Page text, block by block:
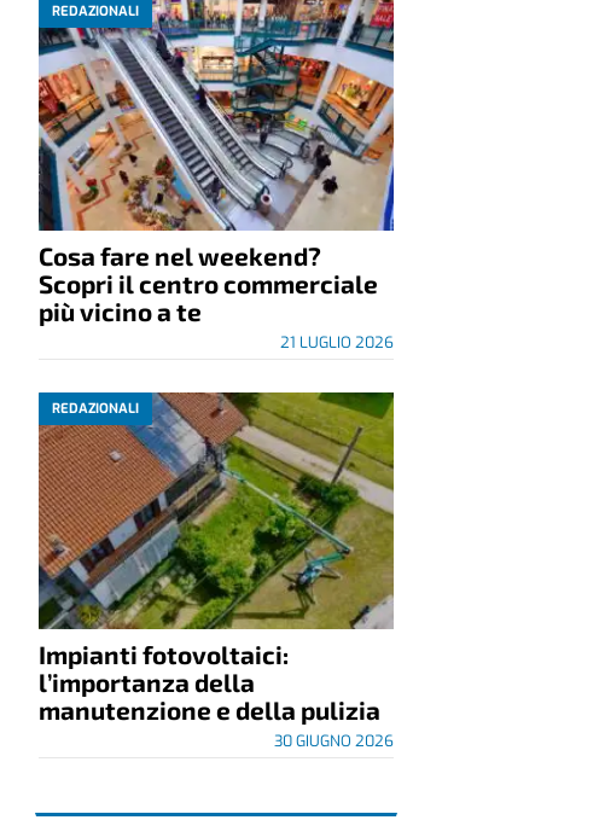
REDAZIONALI
Cosa fare nel weekend?
Scopri il centro commerciale
più vicino a te
21 LUGLIO 2026
REDAZIONALI
Impianti fotovoltaici:
l’importanza della
manutenzione e della pulizia
30 GIUGNO 2026